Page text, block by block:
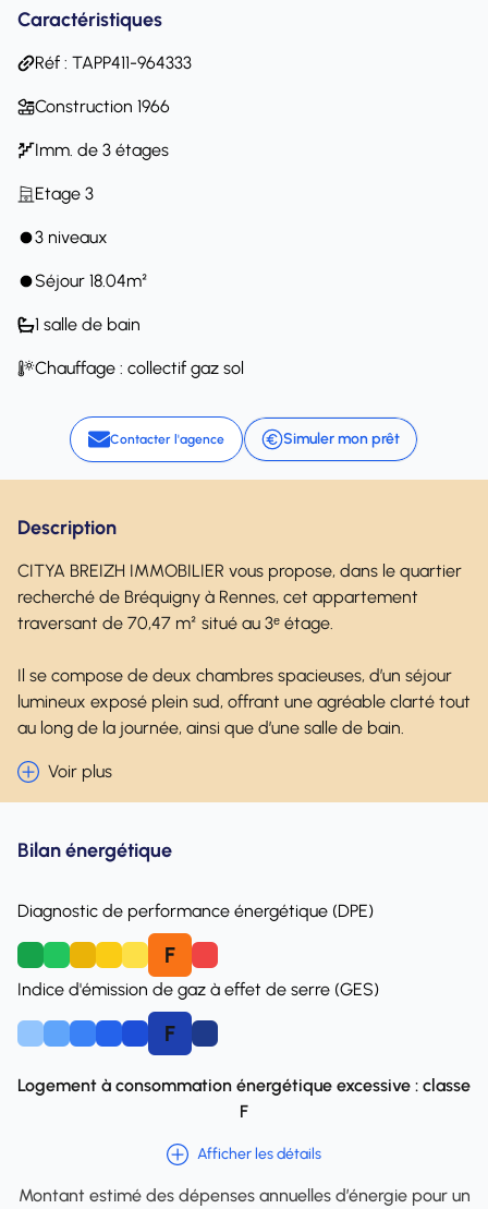
Caractéristiques
Réf : TAPP411-964333
Construction 1966
Imm. de 3 étages
Etage 3
3 niveaux
Séjour 18.04m²
1 salle de bain
Chauffage : collectif gaz sol
Contacter l'agence Simuler mon prêt
Description
CITYA BREIZH IMMOBILIER vous propose, dans le quartier
recherché de Bréquigny à Rennes, cet appartement
traversant de 70,47 m² situé au 3ᵉ étage.
Il se compose de deux chambres spacieuses, d’un séjour
lumineux exposé plein sud, offrant une agréable clarté tout
au long de la journée, ainsi que d’une salle de bain.
Voir plus
Bilan énergétique
Diagnostic de performance énergétique (DPE)
F
Indice d'émission de gaz à effet de serre (GES)
F
Logement à consommation énergétique excessive : classe
F
Afficher les détails
Montant estimé des dépenses annuelles d’énergie pour un